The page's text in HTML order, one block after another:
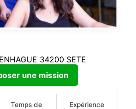
34200 SETE
une mission
Temps de
Expérience